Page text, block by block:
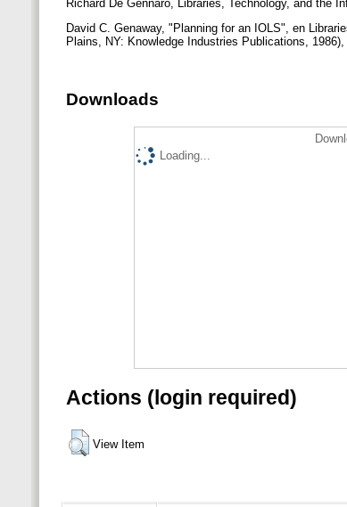
Richard De Gennaro, Libraries, Technology, and the
David C. Genaway, "Planning for an IOLS", en
Plains, NY: Knowledge Industries Publications, 1986),
Downloads
Loading...
Actions (login required)
View Item